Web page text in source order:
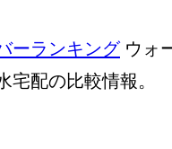
ーランキングウォ
宅配の比較情報。